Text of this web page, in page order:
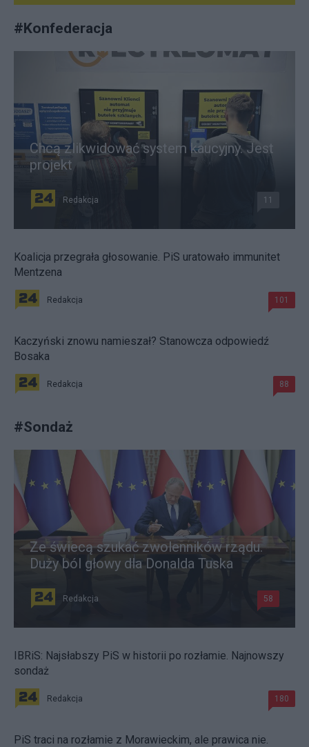
#Konfederacja
Chcą zlikwidować system kaucyjny. Jest
projekt
Redakcja 11
Koalicja przegrała głosowanie. PiS uratowało immunitet
Mentzena
Redakcja 101
Kaczyński znowu namieszał? Stanowcza odpowiedź
Bosaka
Redakcja 88
#Sondaż
Ze świecą szukać zwolenników rządu.
Duży ból głowy dla Donalda Tuska
Redakcja 58
IBRiS: Najsłabszy PiS w historii po rozłamie. Najnowszy
sondaż
Redakcja 180
PiS traci na rozłamie z Morawieckim, ale prawica nie.